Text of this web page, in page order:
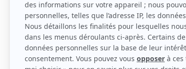
Voirtoutesles
T3 MEUBLÉ entièrement équipé